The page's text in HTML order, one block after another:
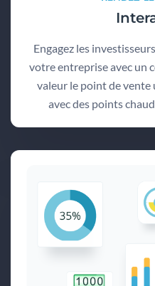
Engagez les
votre entreprise avec un
valeur le point de
avec des points